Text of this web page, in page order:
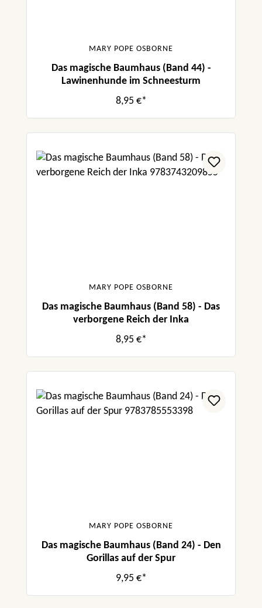
MARY POPE OSBORNE
Das magische Baumhaus (Band 44) -
Lawinenhunde im Schneesturm
8,95 €*
MARY POPE OSBORNE
Das magische Baumhaus (Band 58) - Das
verborgene Reich der Inka
8,95 €*
MARY POPE OSBORNE
Das magische Baumhaus (Band 24) - Den
Gorillas auf der Spur
9,95 €*